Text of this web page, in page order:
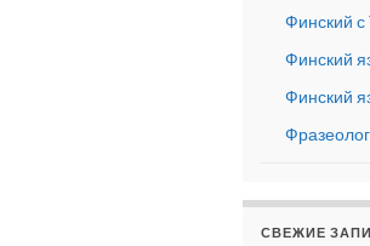
Финский
Финский
Финский
СВЕЖИЕ